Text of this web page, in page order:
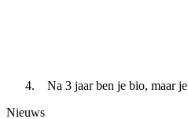
Na 3 jaar ben je bio, maar
Nieuws